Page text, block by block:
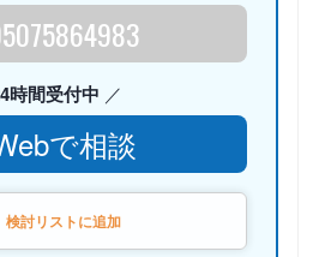
時間受付中
で相談
検討リストに追加